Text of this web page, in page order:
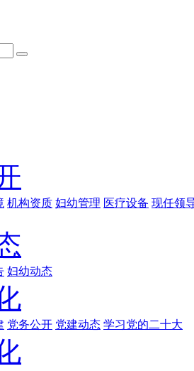
机构资质 妇幼管理 医疗设备 现任领
妇幼动态
党务公开 党建动态 学习党的二十大